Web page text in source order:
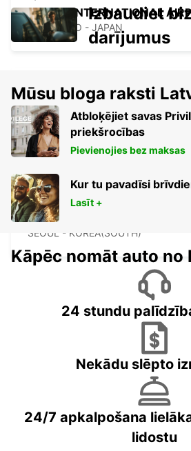
KANSAI INTERNATIONAL
IZUMISANO - JAPAN
GANGNAM DOWNTOWN
SEOUL - KOREA(SOUTH)
YONGSAN DOWNTOWN
SEOUL - KOREA(SOUTH)
Izbaudiet
darījumus
Mūsu bloga raksti
Atbloķējiet savas
priekšrocības
Pievienojies bez maksas
Kur tu pavadīsi
Lasīt +
Kāpēc nomāt auto no
24 stundu
Nekādu slēpto
24/7 apkalpošana
lidostu